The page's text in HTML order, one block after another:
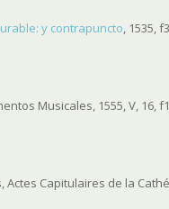
y contrapuncto, 1535,
Musicales, 1555, V, 16,
Actes Capitulaires de la